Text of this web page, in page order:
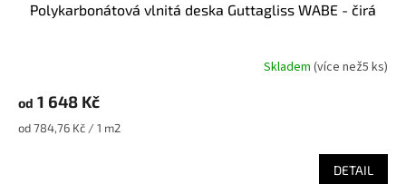
Polykarbonátová vlnitá deska Guttagliss WABE - čirá
Skladem (více než5 ks)
od 1 648 Kč
Měrná
od 784,76 Kč / 1 m2
DETAIL